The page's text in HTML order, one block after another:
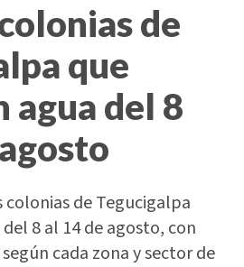
de
que
agua del 8
colonias de Tegucigalpa
8 al 14 de agosto, con
cada zona y sector de